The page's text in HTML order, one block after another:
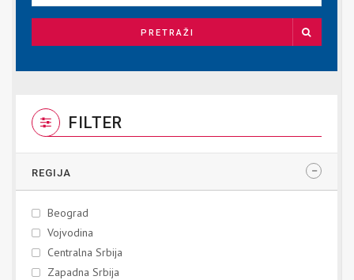
PRETRAŽI
FILTER
REGIJA
Beograd
Vojvodina
Centralna Srbija
Zapadna Srbija